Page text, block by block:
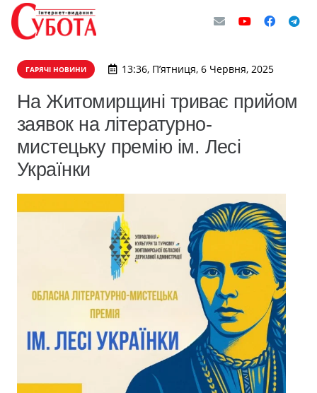
ГАРЯЧІ НОВИНИ 13:36, П’ятниця, 6 Червня, 2025
На Житомирщині триває прийом
заявок на літературно-
мистецьку премію ім. Лесі
Українки